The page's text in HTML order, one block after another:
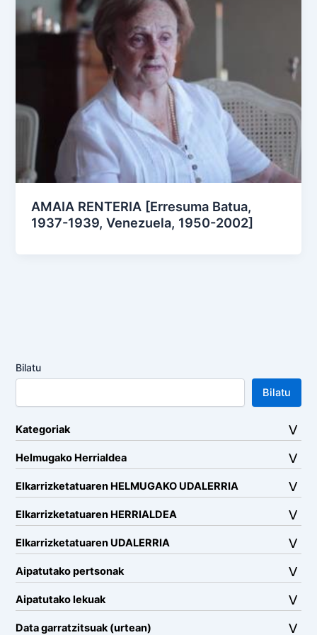
AMAIA RENTERIA [Erresuma Batua,
1937-1939, Venezuela, 1950-2002]
Bilatu
Bilatu
Kategoriak
Helmugako Herrialdea
Elkarrizketatuaren HELMUGAKO UDALERRIA
Elkarrizketatuaren HERRIALDEA
Elkarrizketatuaren UDALERRIA
Aipatutako pertsonak
Aipatutako lekuak
Data garratzitsuak (urtean)